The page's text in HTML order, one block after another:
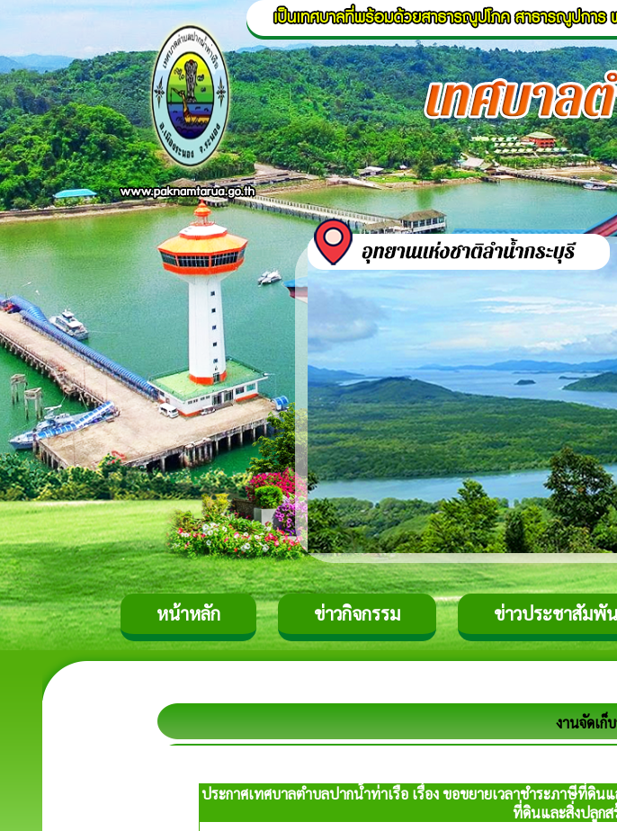
หน้าหลัก ข่าวกิจกรรม ข่าวประชาสัมพั
งานจัดเก็
ประกาศเทศบาลตำบลปากน้ำท่าเรือ เรื่อง ขอขยายเวลาชำระภาษีที่
ที่ดินและสิ่งปลูกส